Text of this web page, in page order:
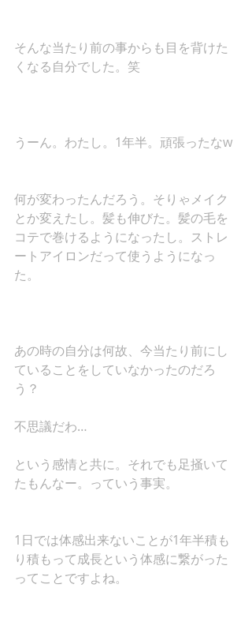
そんな当たり前の事からも目を背けた
くなる自分でした。笑
うーん。わたし。1年半。頑張ったなw
何が変わったんだろう。そりゃメイク
とか変えたし。髪も伸びた。髪の毛を
コテで巻けるようになったし。ストレ
ートアイロンだって使うようになっ
た。
あの時の自分は何故、今当たり前にし
ていることをしていなかったのだろ
う？
不思議だわ…
という感情と共に。それでも足掻いて
たもんなー。っていう事実。
1日では体感出来ないことが1年半積も
り積もって成長という体感に繋がった
ってことですよね。